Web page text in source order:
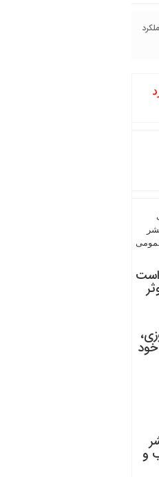
و